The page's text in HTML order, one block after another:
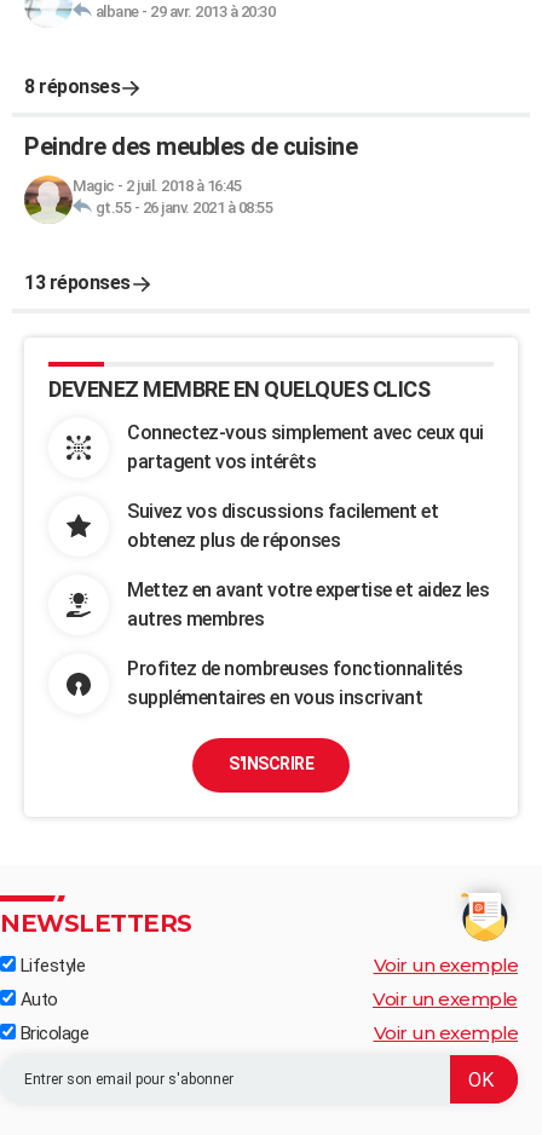
albane- 29 avr. 2013 à 20:30
8 réponses
Peindre des meubles de cuisine
Magic - 2 juil. 2018 à 16:45
gt.55- 26 janv. 2021 à 08:55
13 réponses
DEVENEZ MEMBRE EN QUELQUES CLICS
Connectez-vous simplement avec ceux qui
partagent vos intérêts
Suivez vos discussions facilement et
obtenez plus de réponses
Mettez en avant votre expertise et aidez les
autres membres
Profitez de nombreuses fonctionnalités
supplémentaires en vous inscrivant
S'INSCRIRE
NEWSLETTERS
Lifestyle Voir un exemple
Auto Voir un exemple
Bricolage Voir un exemple